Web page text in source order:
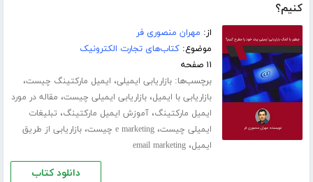
کنیم؟
از: مهران منصوری فر
موضوع:کتاب‌های تجارت الکترونیک
۱۱ صفحه
برچسب‌ها:بازاریابی ایمیلی، ایمیل مارکتینگ چیست،
بازاریابی با ایمیل،بازاریابی ایمیلی چیست، مقاله در مورد
ایمیل مارکتینگ،آموزش ایمیل مارکتینگ، تبلیغات
ایمیلی چیست،e marketing چیست ،بازاریابی از طریق
ایمیل،email marketing
دانلود کتاب